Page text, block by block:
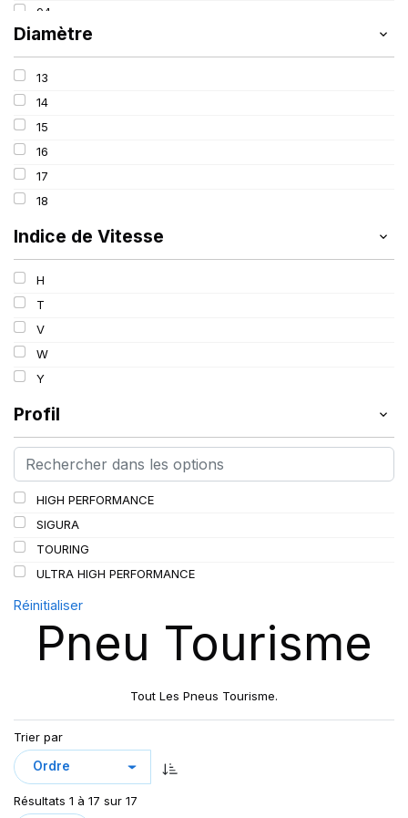
94
95
98
99
Diamètre
13
14
15
16
17
18
Indice de Vitesse
H
T
V
W
Y
Profil
HIGH PERFORMANCE
SIGURA
TOURING
ULTRA HIGH PERFORMANCE
Réinitialiser
Pneu Tourisme
Tout Les Pneus Tourisme.
Trier par
Résultats 1 à 17 sur 17